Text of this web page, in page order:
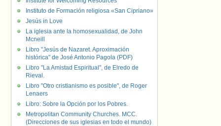
Instituto de Formación religiosa «San Cipriano»
Jesús in Love
La iglesia ante la homosexualidad, de John
Mcneill
Libro "Jesús de Nazaret. Aproximación
histórica" de José Antonio Pagola (PDF)
Libro "La Amistad Espiritual", de Elredo de
Rieval.
Libro "Otro cristianismo es posible", de Roger
Lenaers
Libro: Sobre la Opción por los Pobres.
Metropolitan Community Churches. MCC.
(Direcciones de sus iglesias en todo el mundo)